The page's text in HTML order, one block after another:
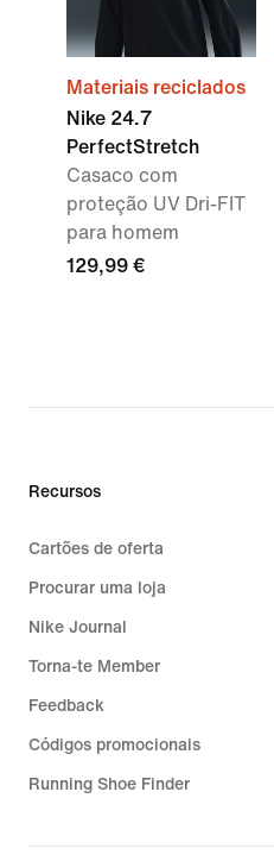
Materiais reciclados
Nike 24.7
PerfectStretch
Casaco com
proteção UV Dri-FIT
para homem
129,99 €
Recursos
Cartões de oferta
Procurar uma loja
Nike Journal
Torna-te Member
Feedback
Códigos promocionais
Running Shoe Finder